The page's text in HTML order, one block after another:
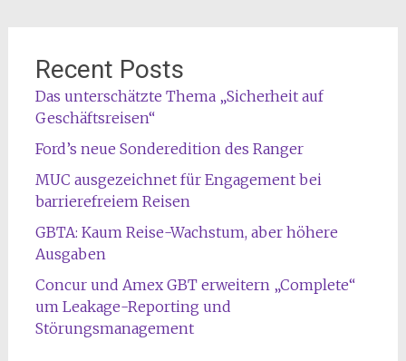
Recent Posts
Das unterschätzte Thema „Sicherheit auf
Geschäftsreisen“
Ford’s neue Sonderedition des Ranger
MUC ausgezeichnet für Engagement bei
barrierefreiem Reisen
GBTA: Kaum Reise-Wachstum, aber höhere
Ausgaben
Concur und Amex GBT erweitern „Complete“
um Leakage-Reporting und
Störungsmanagement